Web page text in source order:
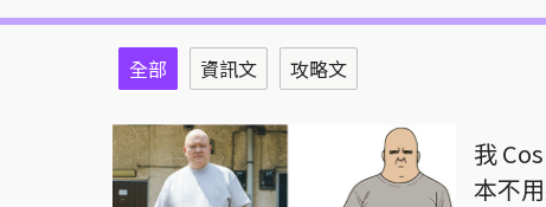
全部 資訊文 攻略文
我
本不